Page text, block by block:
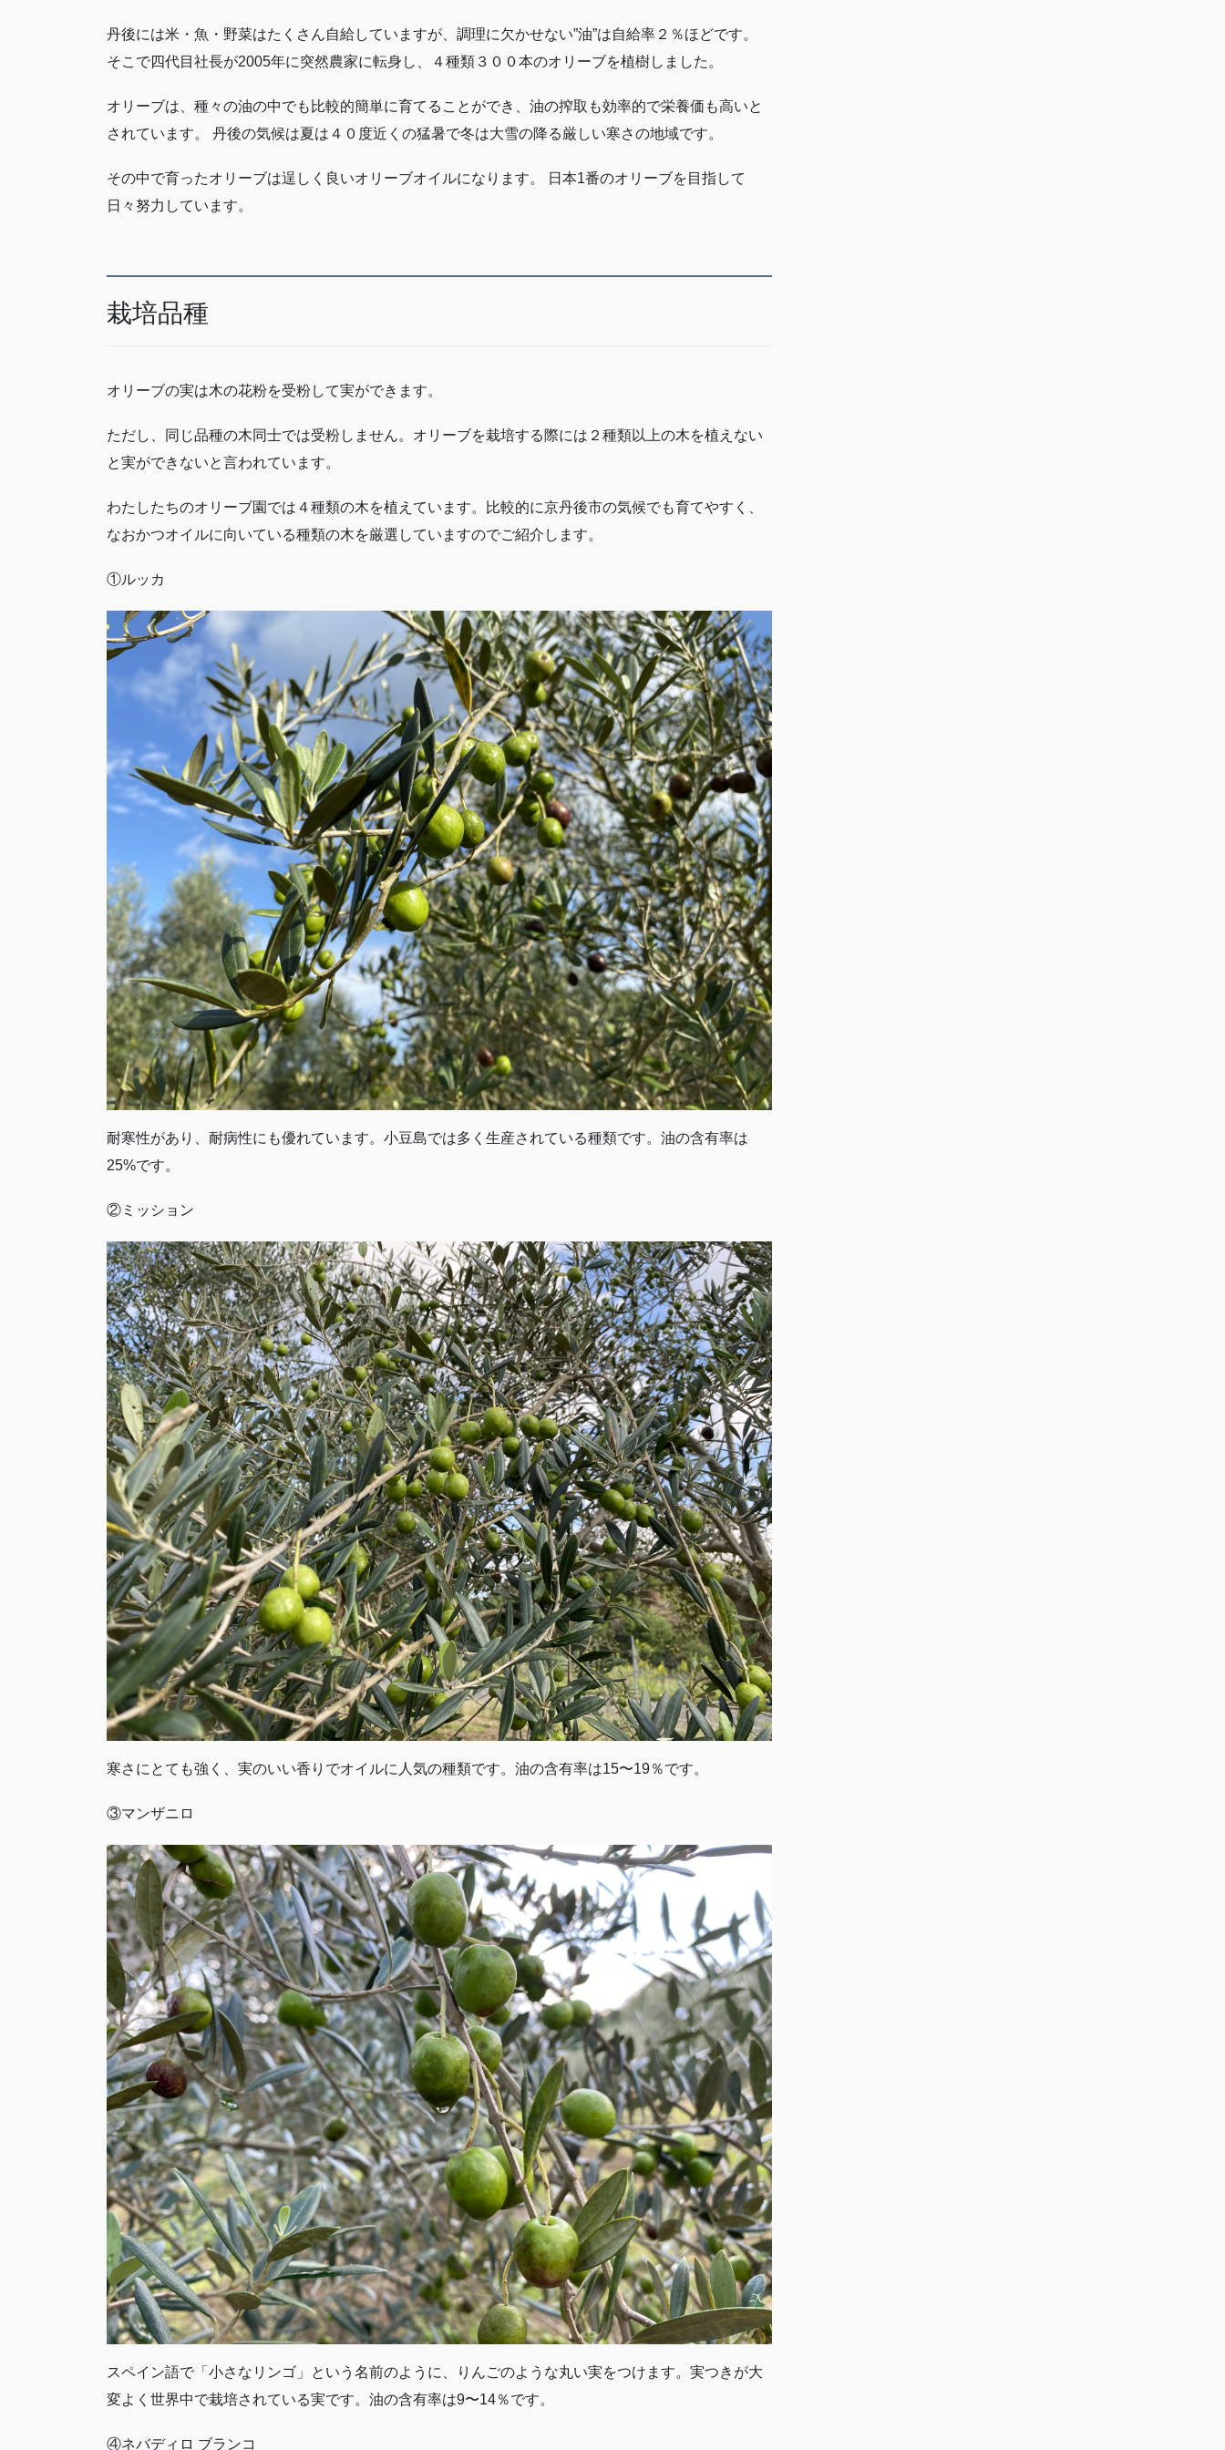
丹後には米・魚・野菜はたくさん自給していますが、調理に欠かせない”油”は自給率２％ほどです。
そこで四代目社長が2005年に突然農家に転身し、４種類３００本のオリーブを植樹しました。
オリーブは、種々の油の中でも比較的簡単に育てることができ、油の搾取も効率的で栄養価も高いと
されています。 丹後の気候は夏は４０度近くの猛暑で冬は大雪の降る厳しい寒さの地域です。
その中で育ったオリーブは逞しく良いオリーブオイルになります。 日本1番のオリーブを目指して
日々努力しています。
栽培品種
オリーブの実は木の花粉を受粉して実ができます。
ただし、同じ品種の木同士では受粉しません。オリーブを栽培する際には２種類以上の木を植えない
と実ができないと言われています。
わたしたちのオリーブ園では４種類の木を植えています。比較的に京丹後市の気候でも育てやすく、
なおかつオイルに向いている種類の木を厳選していますのでご紹介します。
①ルッカ
耐寒性があり、耐病性にも優れています。小豆島では多く生産されている種類です。油の含有率は
25%です。
②ミッション
寒さにとても強く、実のいい香りでオイルに人気の種類です。油の含有率は15〜19％です。
③マンザニロ
スペイン語で「小さなリンゴ」という名前のように、りんごのような丸い実をつけます。実つきが大
変よく世界中で栽培されている実です。油の含有率は9〜14％です。
④ネバディロ ブランコ